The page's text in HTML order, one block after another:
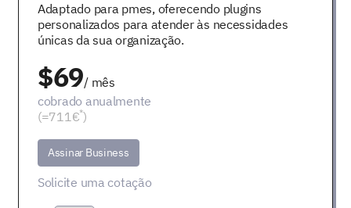
Adaptado para pmes, oferecendo plugins
personalizados para atender às necessidades
únicas da sua organização.
$69/ mês
cobrado anualmente
(=711€*)
Assinar Business
Solicite uma cotação